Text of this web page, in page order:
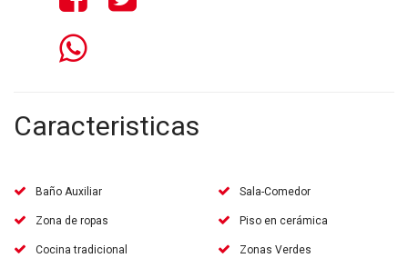
Caracteristicas
Baño Auxiliar Sala-Comedor
Zona de ropas Piso en cerámica
Cocina tradicional Zonas Verdes